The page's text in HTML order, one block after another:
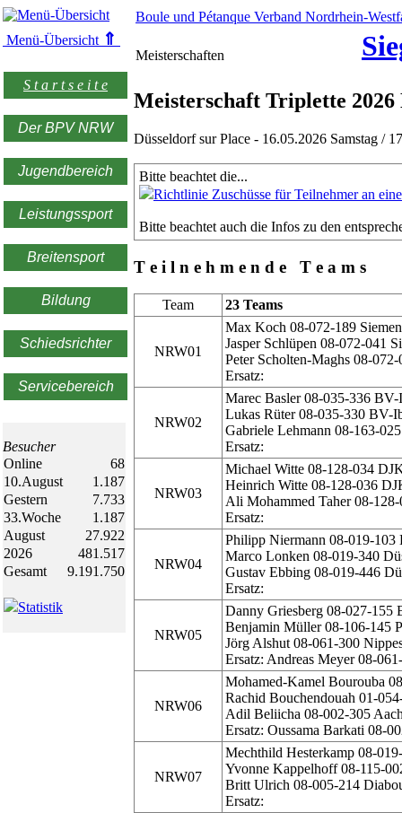
Menü-Übersicht ⇑
S t a r t s e i t e
Der BPV NRW
Jugendbereich
Leistungssport
Breitensport
Bildung
Schiedsrichter
Servicebereich
Besucher
Online
68
10.August
1.187
Gestern
7.733
33.Woche
1.187
August
27.922
2026
481.517
Gesamt
9.191.750
Statistik
Boule und Pétanque Verband Nordrhein-
Meisterschaften
Meisterschaft Triplette 2026
Düsseldorf sur Place - 16.05.2026 Samstag /
Bitte beachtet die...
Richtlinie Zuschüsse für Teilnehmer an
Bitte beachtet auch die Infos zu den
T e i l n e h m e n d e T e a m s
Team 23 Teams
NRW01
Max Koch 08-072-189
Jasper Schlüpen 08-072-041
Peter Scholten-Maghs 08-
Ersatz:
NRW02
Marec Basler 08-035-336 BV-
Lukas Rüter 08-035-330 BV-
Gabriele Lehmann 08-163-
Ersatz:
NRW03
Michael Witte 08-128-034
Heinrich Witte 08-128-036
Ali Mohammed Taher 08-
Ersatz:
NRW04
Philipp Niermann 08-019-103
Marco Lonken 08-019-340
Gustav Ebbing 08-019-446
Ersatz:
NRW05
Danny Griesberg 08-027-155
Benjamin Müller 08-106-145
Jörg Alshut 08-061-300
Ersatz: Andreas Meyer 08-
NRW06
Mohamed-Kamel Bourouba
Rachid Bouchendouah 01-
Adil Beliicha 08-002-305
Ersatz: Oussama Barkati 08-
NRW07
Mechthild Hesterkamp 08-
Yvonne Kappelhoff 08-115-
Britt Ulrich 08-005-214
Ersatz: